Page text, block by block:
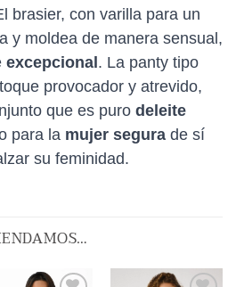
brasier, con varilla para un
y moldea de manera sensual,
excepcional. La panty tipo
provocador y atrevido,
que es puro deleite
para la mujer segura de sí
su feminidad.